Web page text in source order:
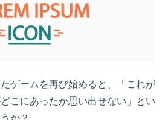
ゲームを再び始めると、「これが
こにあったか思い出せない」とい
か？